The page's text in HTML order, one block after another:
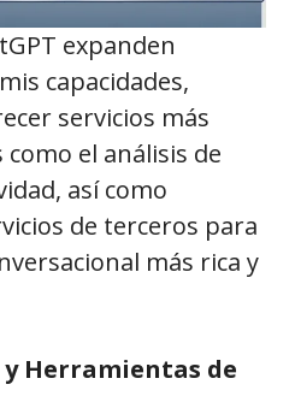
expanden
capacidades,
servicios más
el análisis de
así como
de terceros para
más rica y
Herramientas de